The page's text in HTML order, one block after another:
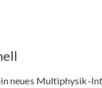
neues Multiphysik-